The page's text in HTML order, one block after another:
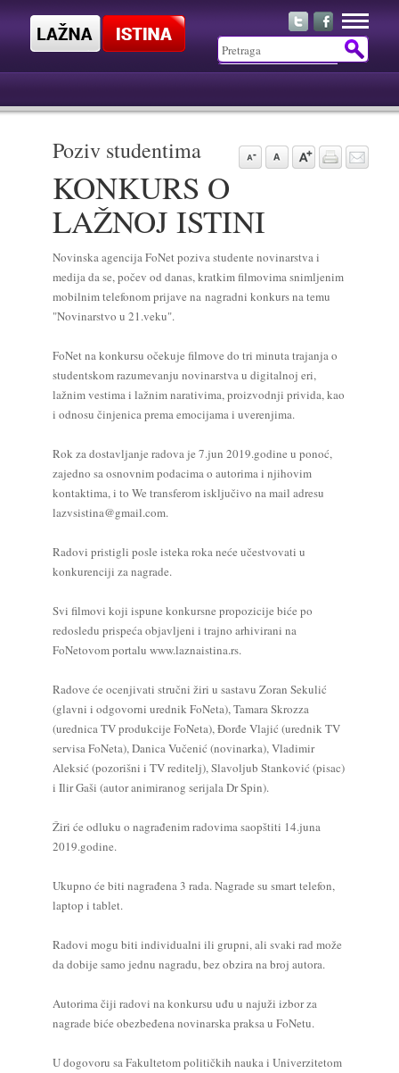
Poziv studentima
KONKURS O
LAŽNOJ ISTINI
Novinska agencija FoNet poziva studente novinarstva i
medija da se, počev od danas, kratkim filmovima snimljenim
mobilnim telefonom prijave na nagradni konkurs na temu
"Novinarstvo u 21.veku".
FoNet na konkursu očekuje filmove do tri minuta trajanja o
studentskom razumevanju novinarstva u digitalnoj eri,
lažnim vestima i lažnim narativima, proizvodnji privida, kao
i odnosu činjenica prema emocijama i uverenjima.
Rok za dostavljanje radova je 7.jun 2019.godine u ponoć,
zajedno sa osnovnim podacima o autorima i njihovim
kontaktima, i to We transferom isključivo na mail adresu
lazvsistina@gmail.com.
Radovi pristigli posle isteka roka neće učestvovati u
konkurenciji za nagrade.
Svi filmovi koji ispune konkursne propozicije biće po
redosledu prispeća objavljeni i trajno arhivirani na
FoNetovom portalu www.laznaistina.rs.
Radove će ocenjivati stručni žiri u sastavu Zoran Sekulić
(glavni i odgovorni urednik FoNeta), Tamara Skrozza
(urednica TV produkcije FoNeta), Đorđe Vlajić (urednik TV
servisa FoNeta), Danica Vučenić (novinarka), Vladimir
Aleksić (pozorišni i TV reditelj), Slavoljub Stanković (pisac)
i Ilir Gaši (autor animiranog serijala Dr Spin).
Žiri će odluku o nagrađenim radovima saopštiti 14.juna
2019.godine.
Ukupno će biti nagrađena 3 rada. Nagrade su smart telefon,
laptop i tablet.
Radovi mogu biti individualni ili grupni, ali svaki rad može
da dobije samo jednu nagradu, bez obzira na broj autora.
Autorima čiji radovi na konkursu uđu u najuži izbor za
nagrade biće obezbeđena novinarska praksa u FoNetu.
U dogovoru sa Fakultetom političkih nauka i Univerzitetom